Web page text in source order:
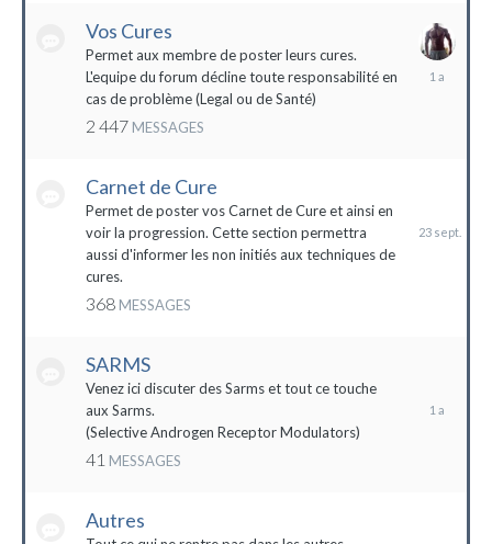
Vos Cures
Permet aux membre de poster leurs cures.
L'equipe du forum décline toute responsabilité en
cas de problème (Legal ou de Santé)
2 447 MESSAGES
28
Carnet de Cure
Permet de poster vos Carnet de Cure et ainsi en
voir la progression. Cette section permettra
aussi d'informer les non initiés aux techniques de
cures.
368 MESSAGES
2023
SARMS
Venez ici discuter des Sarms et tout ce touche
aux Sarms.
(Selective Androgen Receptor Modulators)
41 MESSAGES
2022
Autres